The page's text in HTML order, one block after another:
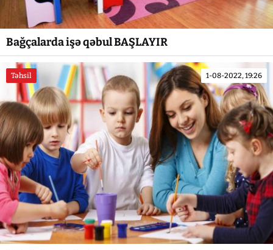
Bağçalarda işə qəbul BAŞLAYIR
Təhsil 1-08-2022, 19:26